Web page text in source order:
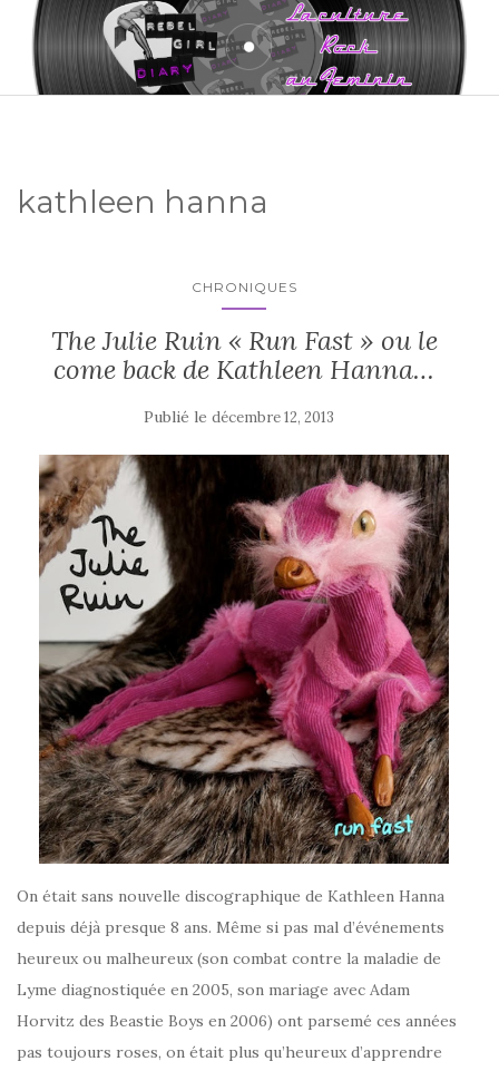
kathleen hanna
CHRONIQUES
The Julie Ruin « Run Fast » ou le
come back de Kathleen Hanna…
Publié le décembre 12, 2013
On était sans nouvelle discographique de Kathleen Hanna
depuis déjà presque 8 ans. Même si pas mal d’événements
heureux ou malheureux (son combat contre la maladie de
Lyme diagnostiquée en 2005, son mariage avec Adam
Horvitz des Beastie Boys en 2006) ont parsemé ces années
pas toujours roses, on était plus qu’heureux d’apprendre